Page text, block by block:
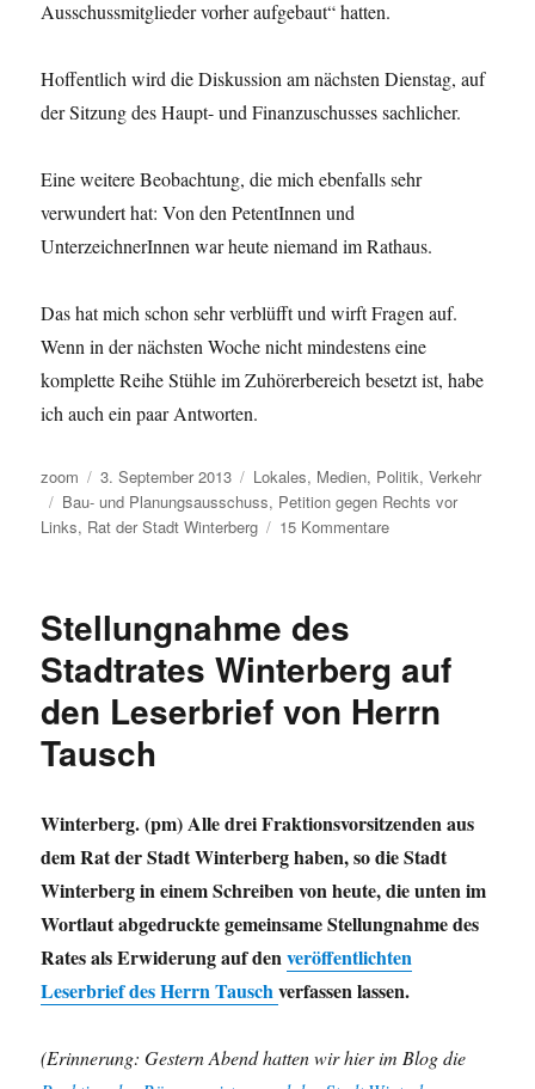
Ausschussmitglieder vorher aufgebaut“ hatten.
Hoffentlich wird die Diskussion am nächsten Dienstag, auf
der Sitzung des Haupt- und Finanzuschusses sachlicher.
Eine weitere Beobachtung, die mich ebenfalls sehr
verwundert hat: Von den PetentInnen und
UnterzeichnerInnen war heute niemand im Rathaus.
Das hat mich schon sehr verblüfft und wirft Fragen auf.
Wenn in der nächsten Woche nicht mindestens eine
komplette Reihe Stühle im Zuhörerbereich besetzt ist, habe
ich auch ein paar Antworten.
Autor
zoom
Veröffentlicht
am
3. September 2013 Kategorien
Lokales, Medien, Politik,Verkehr
Schlagwörter
Bau- und Planungsausschuss, Petition gegen Rechts vor
Links, Rat der Stadt Winterberg 15 Kommentarezu
Die
Petition
„Für
neuen
Rechts
Links
Regelung“
auf
der
heutigen
des
Stellungnahme des
Stadtrates Winterberg auf
den Leserbrief von Herrn
Tausch
Winterberg. (pm) Alle drei Fraktionsvorsitzenden aus
dem Rat der Stadt Winterberg haben, so die Stadt
Winterberg in einem Schreiben von heute, die unten im
Wortlaut abgedruckte gemeinsame Stellungnahme des
Rates als Erwiderung auf denveröffentlichten
Leserbrief des Herrn Tauschverfassen lassen.
(Erinnerung: Gestern Abend hatten wir hier im Blog die